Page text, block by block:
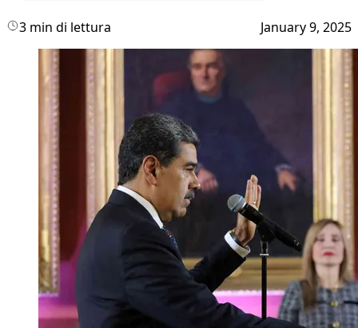
3 min di lettura January 9, 2025